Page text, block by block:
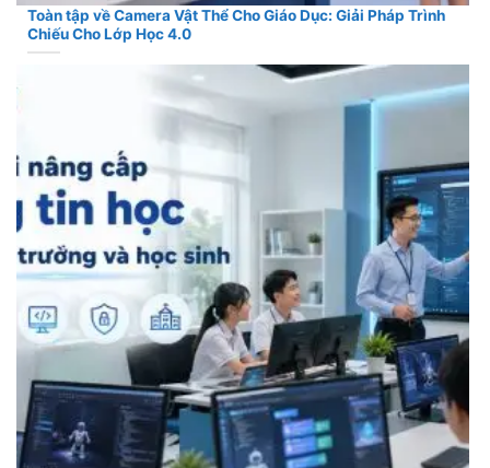
Toàn tập về Camera Vật Thể Cho Giáo Dục: Giải Pháp Trình
Chiếu Cho Lớp Học 4.0